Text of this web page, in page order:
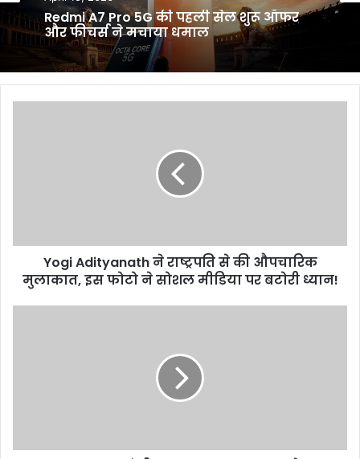
April 15, 2026
Redmi A7 Pro 5G की पहली सेल शुरू ऑफर
और फीचर्स ने मचाया धमाल
April 14, 2026
इंसानी शरीर की गर्मी से बिजली बनाने वाला
नया लचीला जेल विकसित हुआ
इस
सोशल
Yogi Adityanath ने राष्ट्रपति से की औपचारिक
मुलाकात, इस फोटो ने सोशल मीडिया पर बटोरी ध्यान!
अब